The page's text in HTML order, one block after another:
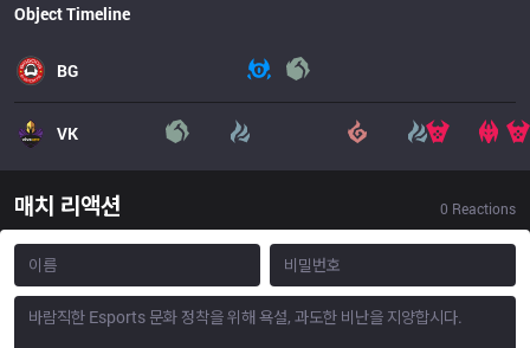
Object Timeline
BG
VK
매치 리액션 0 Reactions